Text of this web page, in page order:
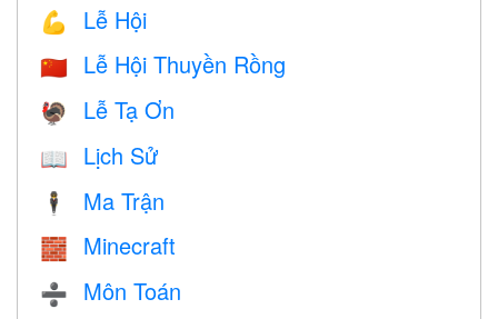
💪 Lễ Hội
🇨🇳 Lễ Hội Thuyền Rồng
🦃 Lễ Tạ Ơn
📖 Lịch Sử
🕴️ Ma Trận
🧱 Minecraft
➗ Môn Toán